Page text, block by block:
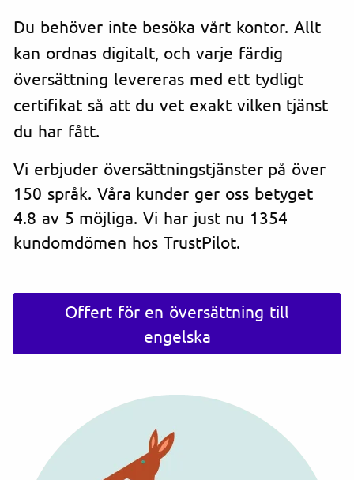
Du behöver inte besöka vårt kontor. Allt
kan ordnas digitalt, och varje färdig
översättning levereras med ett tydligt
certifikat så att du vet exakt vilken tjänst
du har fått.
Vi erbjuder översättningstjänster på över
150 språk. Våra kunder ger oss betyget
4.8 av 5 möjliga. Vi har just nu 1354
kundomdömen hos TrustPilot.
Offert för en översättning till
engelska